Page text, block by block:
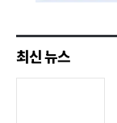
최신 뉴스